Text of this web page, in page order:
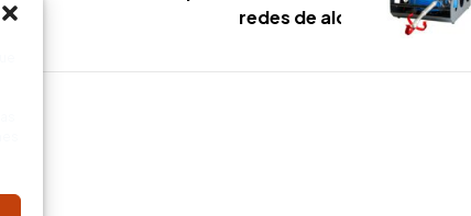
redes de alcantarillado